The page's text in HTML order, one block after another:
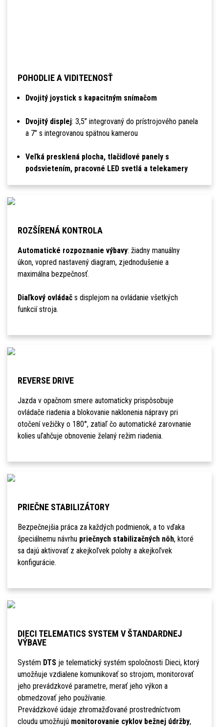
POHODLIE A VIDITEĽNOSŤ
Dvojitý joystick s kapacitným snímačom
Dvojitý displej: 3,5’’ integrovaný do prístrojového panela
a 7’’ s integrovanou spätnou kamerou
Veľká presklená plocha, tlačidlové panely s
podsvietením, pracovné LED svetlá a telekamery
ROZŠÍRENÁ KONTROLA
Automatické rozpoznanie výbavy: žiadny manuálny
úkon, vopred nastavený diagram, zjednodušenie a
maximálna bezpečnosť.
Diaľkový ovládačs displejom na ovládanie všetkých
funkcií stroja.
REVERSE DRIVE
Jazda v opačnom smere automaticky prispôsobuje
ovládače riadenia a blokovanie naklonenia nápravy pri
otočení vežičky o 180°, zatiaľ čo automatické zarovnanie
kolies uľahčuje obnovenie želaný režim riadenia.
PRIEČNE STABILIZÁTORY
Bezpečnejšia práca za každých podmienok, a to vďaka
špeciálnemu návrhu priečnych stabilizačných nôh, ktoré
sa dajú aktivovať z akejkoľvek polohy a akejkoľvek
konfigurácie.
DIECI TELEMATICS SYSTEM V ŠTANDARDNEJ
VÝBAVE
Systém DTSje telematický systém spoločnosti Dieci, ktorý
umožňuje vzdialene komunikovať so strojom, monitorovať
jeho prevádzkové parametre, merať jeho výkon a
obmedzovať jeho používanie.
Prevádzkové údaje zhromažďované prostredníctvom
cloudu umožňujú monitorovanie cyklov bežnej údržby,